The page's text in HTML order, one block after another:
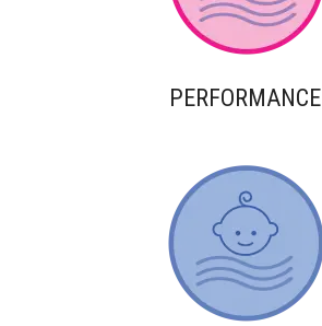
PERFORMANCE